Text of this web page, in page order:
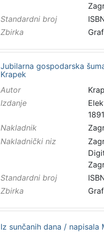
Standardni broj
Zbirka
Jubilarna gospodarska
Krapek
Autor
Izdanje
Nakladnik
Nakladnički niz
Standardni broj
Zbirka
Iz sunčanih dana / napisala